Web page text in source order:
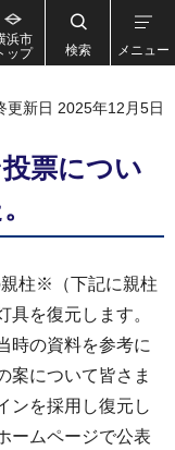
浜市
ップ
検索 メニュー
更新日 2025年12月5日
票につい
柱※（下記に親柱
を復元します。
時の資料を参考に
案について皆さま
ンを採用し復元し
ームページで公表